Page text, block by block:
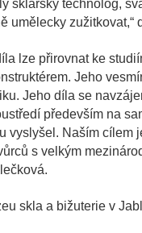
sklářský technolog,
umělecky zužitkovat,“
lze přirovnat ke
Jeho
Jeho díla se
především na
vyslyšel. Naším cílem
s velkým
skla a bižuterie v